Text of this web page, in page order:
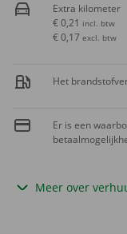
Extra kilometer
€ 0,21 incl. btw
€ 0,17 excl. btw
Het
Er is een
Meer over